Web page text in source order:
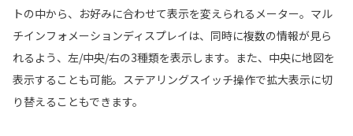
トの中から、お好みに合わせて表示を変えられるメーター。マル
チインフォメーションディスプレイは、同時に複数の情報が見ら
れるよう、左/中央/右の3種類を表示します。また、中央に地図を
表示することも可能。ステアリングスイッチ操作で拡大表示に切
り替えることもできます。